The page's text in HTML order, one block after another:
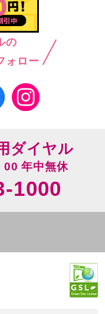
の
ォロー
ダイヤル
00 年中無休
1000